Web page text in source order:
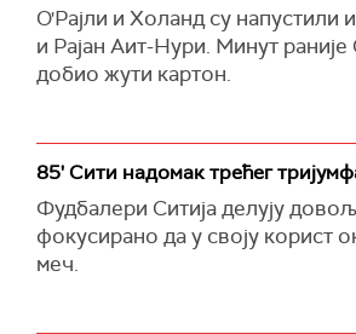
О'Рајли и Холанд су напустили
и Рајан Аит-Нури. Минут раније
добио жути картон.
85' Сити надомак трећег
Фудбалери Ситија делују
фокусирано да у своју корист
меч.